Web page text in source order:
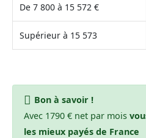
De 7 800 à 15 572 €
Supérieur à 15 573
Bon à savoir !
Avec 1790 € net par mois
les mieux payés de France